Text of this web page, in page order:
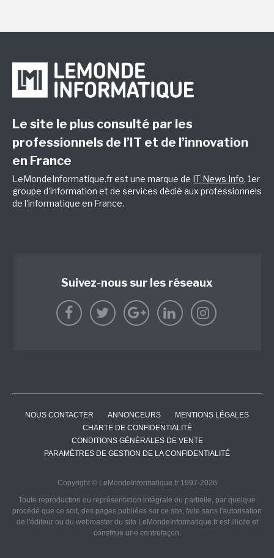
Le site le plus consulté par les
professionnels de l’IT et de l’innovation
en France
LeMondeInformatique.fr est une marque de IT News Info, 1er
groupe d'information et de services dédié aux professionnels
de l'informatique en France.
Suivez-nous sur les réseaux
NOUS CONTACTER ANNONCEURS
MENTIONS LÉGALES
CHARTE DE CONFIDENTIALITÉ
CONDITIONS GÉNÉRALES DE VENTE
PARAMÈTRES DE GESTION DE LA CONFIDENTIALITÉ
Copyright © LeMondeInformatique.fr 1997-2026
Toute reproduction ou représentation intégrale ou partielle, par quelque
procédé que ce soit, des pages publiées sur ce site, faite sans l'autorisation
de l'éditeur ou du webmaster du site LeMondeInformatique.fr est illicite et
constitue une contrefaçon.